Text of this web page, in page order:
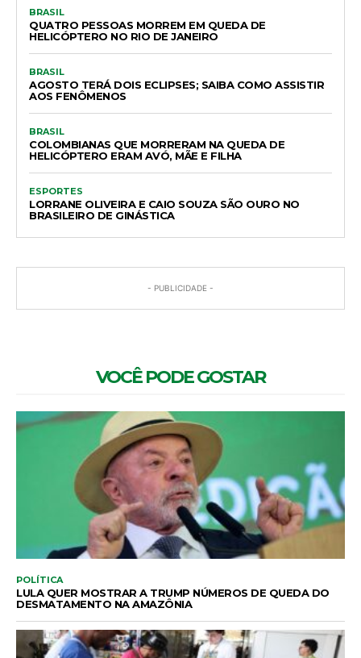
BRASIL
QUATRO PESSOAS MORREM EM QUEDA DE
HELICÓPTERO NO RIO DE JANEIRO
BRASIL
AGOSTO TERÁ DOIS ECLIPSES; SAIBA COMO ASSISTIR
AOS FENÔMENOS
BRASIL
COLOMBIANAS QUE MORRERAM NA QUEDA DE
HELICÓPTERO ERAM AVÓ, MÃE E FILHA
ESPORTES
LORRANE OLIVEIRA E CAIO SOUZA SÃO OURO NO
BRASILEIRO DE GINÁSTICA
- PUBLICIDADE -
VOCÊ PODE GOSTAR
POLÍTICA
LULA QUER MOSTRAR A TRUMP NÚMEROS DE QUEDA DO
DESMATAMENTO NA AMAZÔNIA